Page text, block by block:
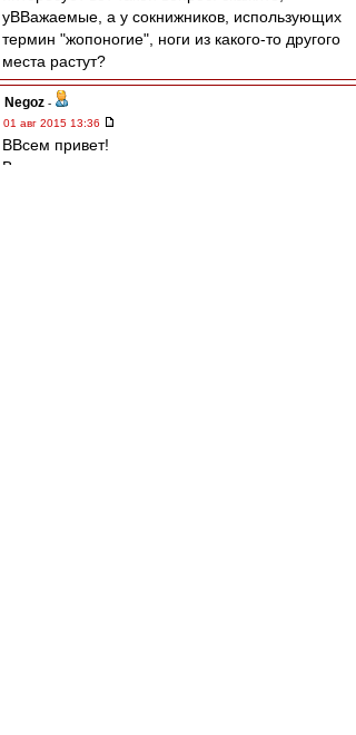
уВВажаемые, а у сокнижников, использующих
термин "жопоногие", ноги из какого-то другого
места растут?
Negoz -
01 авг 2015 13:36
ВВсем привет!
Вау тем нет.